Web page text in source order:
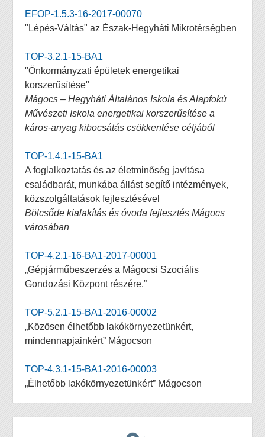
EFOP-1.5.3-16-2017-00070
"Lépés-Váltás" az Észak-Hegyháti Mikrotérségben
TOP-3.2.1-15-BA1
"Önkormányzati épületek energetikai
korszerűsítése"
Mágocs – Hegyháti Általános Iskola és Alapfokú
Művészeti Iskola energetikai korszerűsítése a
káros-anyag kibocsátás csökkentése céljából
TOP-1.4.1-15-BA1
A foglalkoztatás és az életminőség javítása
családbarát, munkába állást segítő intézmények,
közszolgáltatások fejlesztésével
Bölcsőde kialakítás és óvoda fejlesztés Mágocs
városában
TOP-4.2.1-16-BA1-2017-00001
„Gépjárműbeszerzés a Mágocsi Szociális
Gondozási Központ részére.”
TOP-5.2.1-15-BA1-2016-00002
„Közösen élhetőbb lakókörnyezetünkért,
mindennapjainkért” Mágocson
TOP-4.3.1-15-BA1-2016-00003
„Élhetőbb lakókörnyezetünkért” Mágocson